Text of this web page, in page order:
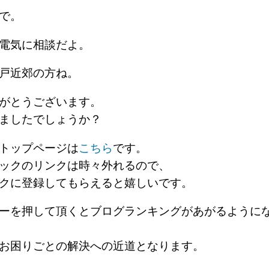
。
気に相談だよ。
近郊の方ね。
とうございます。
したでしょうか？
ップページはこちらです。
クのリンクは時々外れるので、
に登録してもらえると嬉しいです。
を押して頂くとブログランキングがあがるように
困りごとの解決への近道となります。